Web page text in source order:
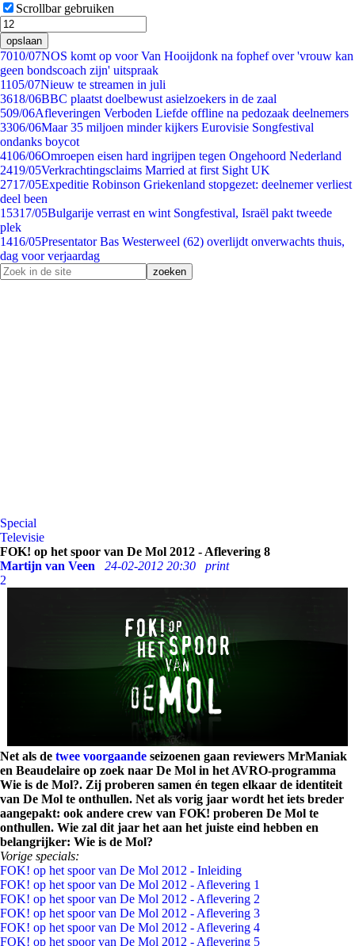
Scrollbar gebruiken
opslaan
7010/07NOS komt op voor Van Hooijdonk na fophef over 'vrouw kan
geen bondscoach zijn' uitspraak
1105/07Nieuw te streamen in juli
3618/06BBC plaatst doelbewust asielzoekers in de zaal
509/06Afleveringen Verboden Liefde offline na pedozaak deelnemers
3306/06Maar 35 miljoen minder kijkers Eurovisie Songfestival
ondanks boycot
4106/06Omroepen eisen hard ingrijpen tegen Ongehoord Nederland
2419/05Verkrachtingsclaims Married at first Sight UK
2717/05Expeditie Robinson Griekenland stopgezet: deelnemer verliest
deel been
15317/05Bulgarije verrast en wint Songfestival, Israël pakt tweede
plek
1416/05Presentator Bas Westerweel (62) overlijdt onverwachts thuis,
dag voor verjaardag
Special
Televisie
FOK! op het spoor van De Mol 2012 - Aflevering 8
Martijn van Veen
24-02-2012 20:30
print
2
Net als de twee voorgaande seizoenen gaan reviewers MrManiak
en Beaudelaire op zoek naar De Mol in het AVRO-programma
Wie is de Mol?. Zij proberen samen én tegen elkaar de identiteit
van De Mol te onthullen. Net als vorig jaar wordt het iets breder
aangepakt: ook andere crew van FOK! proberen De Mol te
onthullen. Wie zal dit jaar het aan het juiste eind hebben en
belangrijker: Wie is de Mol?
Vorige specials:
FOK! op het spoor van De Mol 2012 - Inleiding
FOK! op het spoor van De Mol 2012 - Aflevering 1
FOK! op het spoor van De Mol 2012 - Aflevering 2
FOK! op het spoor van De Mol 2012 - Aflevering 3
FOK! op het spoor van De Mol 2012 - Aflevering 4
FOK! op het spoor van De Mol 2012 - Aflevering 5